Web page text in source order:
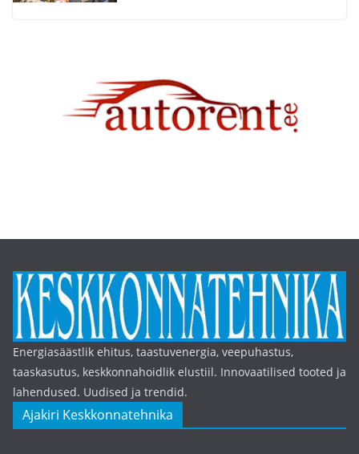
Energiasäästlik ehitus, taastuvenergia, veepuhastus,
taaskasutus, keskkonnahoidlik elustiil. Innovaatilised tooted ja
lahendused. Uudised ja trendid.
Ajakiri Keskkonnatehnika